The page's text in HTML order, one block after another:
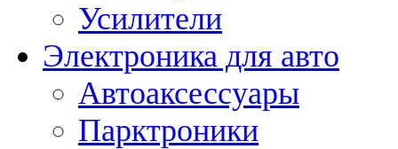
Усилители
Электроника для авто
Автоаксессуары
Парктроники